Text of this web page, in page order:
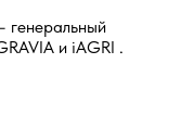
генеральный
и iAGRI .